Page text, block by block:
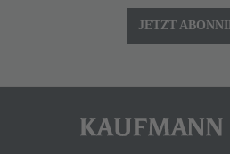
JETZT